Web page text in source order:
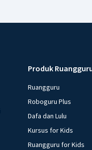
Produk
Ruangguru
Roboguru Plus
Dafa dan Lulu
Kursus for Kids
Ruangguru for Kids